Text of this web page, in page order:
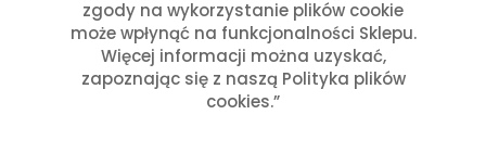
zgody na wykorzystanie plików cookie
może wpłynąć na funkcjonalności Sklepu.
Więcej informacji można uzyskać,
zapoznając się z naszą Polityka plików
cookies.”
: Attempt to read property "ID" on null in
/var/www/wordpress/wp-
content/themes/arriba/woocommerce.php